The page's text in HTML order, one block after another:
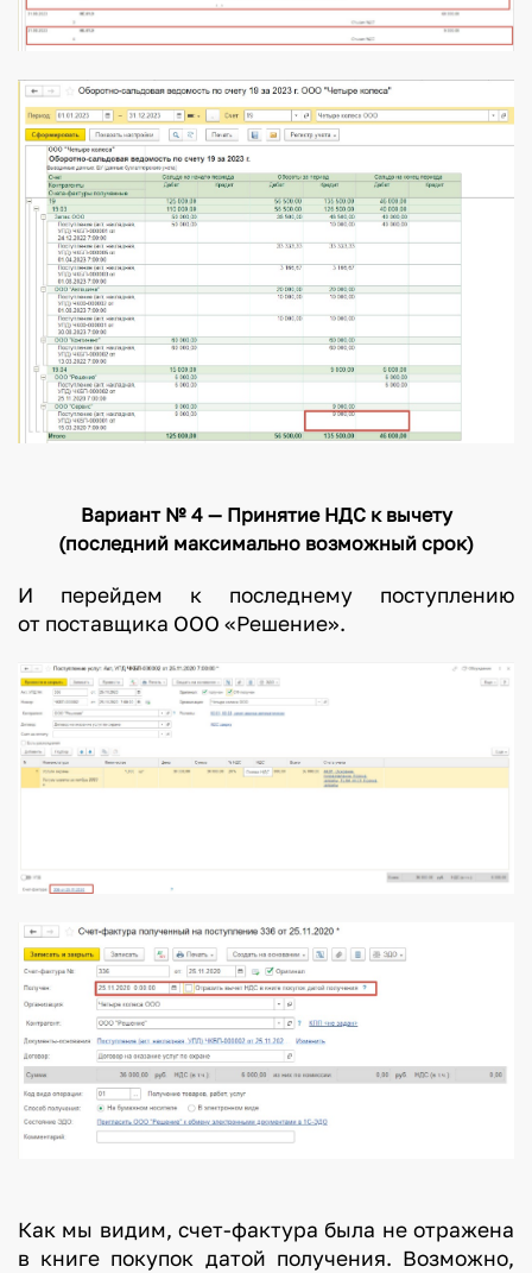
Вариант № 4 — Принятие НДС к вычету
(последний максимально возможный срок)
И перейдем к последнему поступлению
от поставщика ООО «Решение».
Как мы видим, счет-фактура была не отражена
в книге покупок датой получения. Возможно,